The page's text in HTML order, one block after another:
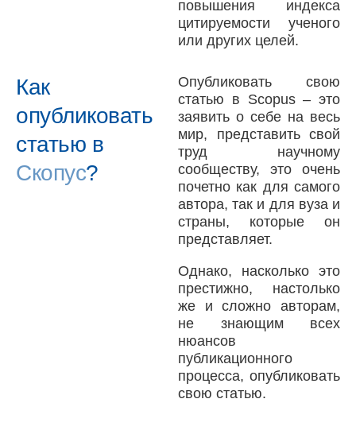
повышения индекса
цитируемости ученого
или других целей.
Как
опубликовать
статью в
Скопус?
Опубликовать свою
статью в Scopus – это
заявить о себе на весь
мир, представить свой
труд научному
сообществу, это очень
почетно как для самого
автора, так и для вуза и
страны, которые он
представляет.
Однако, насколько это
престижно, настолько
же и сложно авторам,
не знающим всех
нюансов
публикационного
процесса, опубликовать
свою статью.